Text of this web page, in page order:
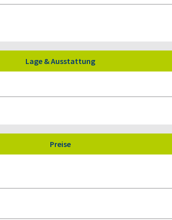
Lage & Ausstattung
Preise